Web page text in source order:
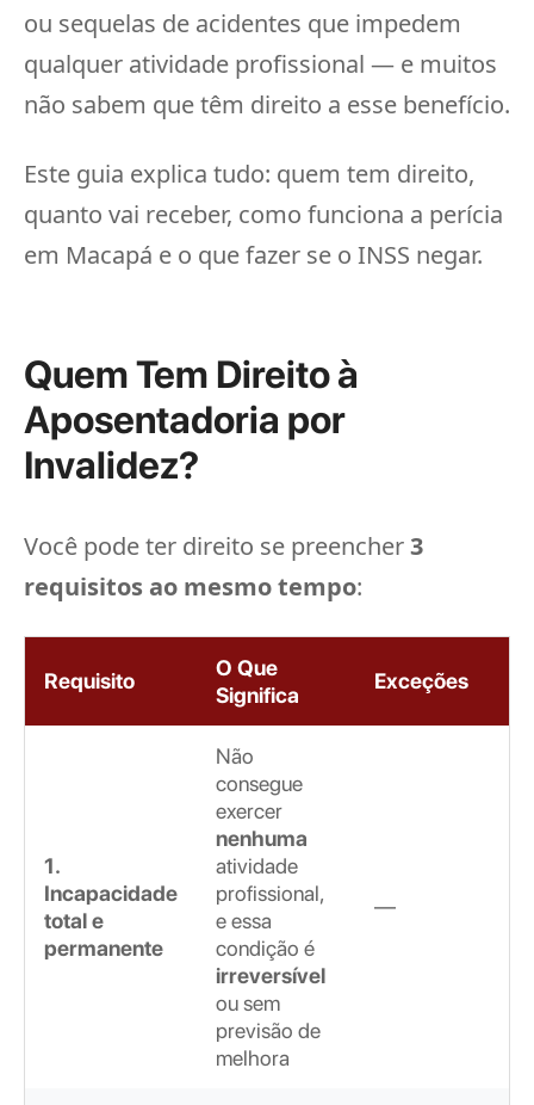
ou sequelas de acidentes que impedem
qualquer atividade profissional — e muitos
não sabem que têm direito a esse benefício.
Este guia explica tudo: quem tem direito,
quanto vai receber, como funciona a perícia
em Macapá e o que fazer se o INSS negar.
Quem Tem Direito à
Aposentadoria por
Invalidez?
Você pode ter direito se preencher3
requisitos ao mesmo tempo:
Requisito
O Que
Significa
Exceções
1.
Incapacidade
total e
permanente
Não
consegue
exercer
nenhuma
atividade
profissional,
e essa
condição é
irreversível
ou sem
previsão de
melhora
—